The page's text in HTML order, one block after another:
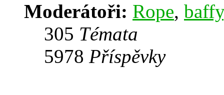
Moderátoři: Rope, baffy
305 Témata
5978 Příspěvky